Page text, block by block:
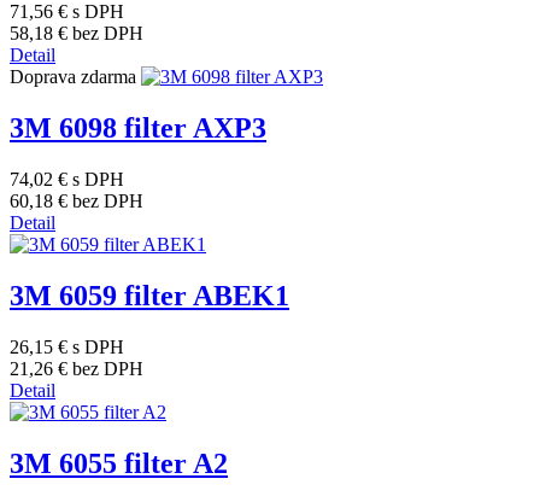
71,56 € s DPH
58,18 € bez DPH
Detail
Doprava zdarma
3M 6098 filter AXP3
74,02 € s DPH
60,18 € bez DPH
Detail
3M 6059 filter ABEK1
26,15 € s DPH
21,26 € bez DPH
Detail
3M 6055 filter A2